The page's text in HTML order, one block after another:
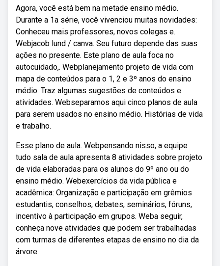
Agora, você está bem na metade ensino médio.
Durante a 1a série, você vivenciou muitas novidades:
Conheceu mais professores, novos colegas e.
Webjacob lund / canva. Seu futuro depende das suas
ações no presente. Este plano de aula foca no
autocuidado,. Webplanejamento projeto de vida com
mapa de conteúdos para o 1, 2 e 3º anos do ensino
médio. Traz algumas sugestões de conteúdos e
atividades. Webseparamos aqui cinco planos de aula
para serem usados no ensino médio. Histórias de vida
e trabalho.
Esse plano de aula. Webpensando nisso, a equipe
tudo sala de aula apresenta 8 atividades sobre projeto
de vida elaboradas para os alunos do 9º ano ou do
ensino médio. Webexercícios da vida pública e
acadêmica: Organização e participação em grêmios
estudantis, conselhos, debates, seminários, fóruns,
incentivo à participação em grupos. Weba seguir,
conheça nove atividades que podem ser trabalhadas
com turmas de diferentes etapas de ensino no dia da
árvore.